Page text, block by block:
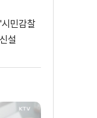
희망]
민감찰
설